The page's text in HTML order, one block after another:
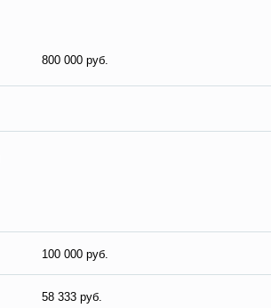
800 000 руб.
100 000 руб.
58 333 руб.